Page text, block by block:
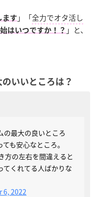
ます 」「全力でオタ活し
はいつですか！？ 」と、
いいところは？
の最大の良いところ
も安心なところ。
方の左右を間違えると
てくれてる人ばかりな
6, 2022